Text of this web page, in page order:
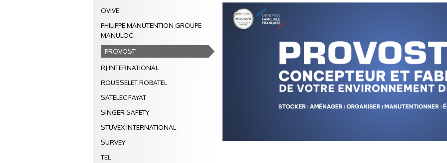
OVIVE
PHILIPPE MANUTENTION GROUPE
MANULOC
PROVOST
RJ INTERNATIONAL
ROUSSELET ROBATEL
SATELEC FAYAT
SINGER SAFETY
STUVEX INTERNATIONAL
SURVEY
TEL